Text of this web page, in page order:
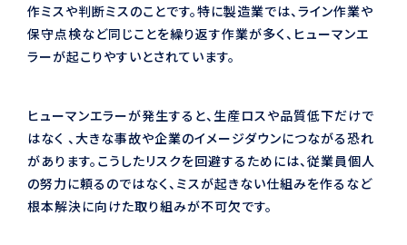
作ミスや判断ミスのことです。特に製造業では、ライン作業や
保守点検など同じことを繰り返す作業が多く、ヒューマンエ
ラーが起こりやすいとされています。
ヒューマンエラーが発生すると、生産ロスや品質低下だけで
はなく 、大きな事故や企業のイメージダウンにつながる恐れ
があります。こうしたリスクを回避するためには、従業員個人
の努力に頼るのではなく、ミスが起きない仕組みを作るなど
根本解決に向けた取り組みが不可欠です。